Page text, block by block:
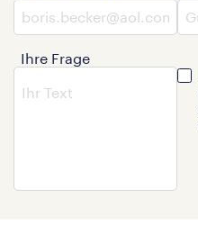
Ihre Frage